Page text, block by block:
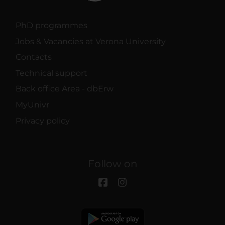
PhD programmes
Jobs & Vacancies at Verona University
Contacts
Technical support
Back office Area - dbErw
MyUnivr
Privacy policy
Follow on